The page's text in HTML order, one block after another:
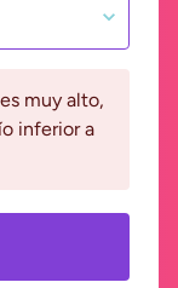
muy alto,
inferior a